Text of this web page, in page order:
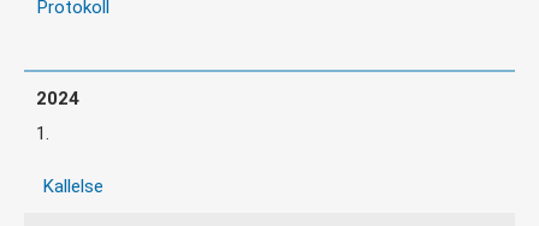
Protokoll
1.
Kallelse